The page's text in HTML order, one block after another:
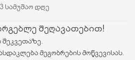
სამუშაო დღე
შეღავათებით!
შეკვეთაზე.
მეგობრების მოწვევისას.